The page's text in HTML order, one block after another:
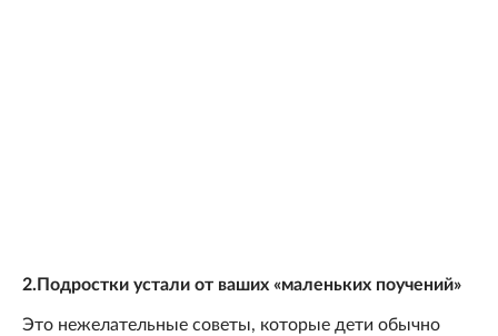
2.Подростки устали от ваших «маленьких поучений»
Это нежелательные советы, которые дети обычно